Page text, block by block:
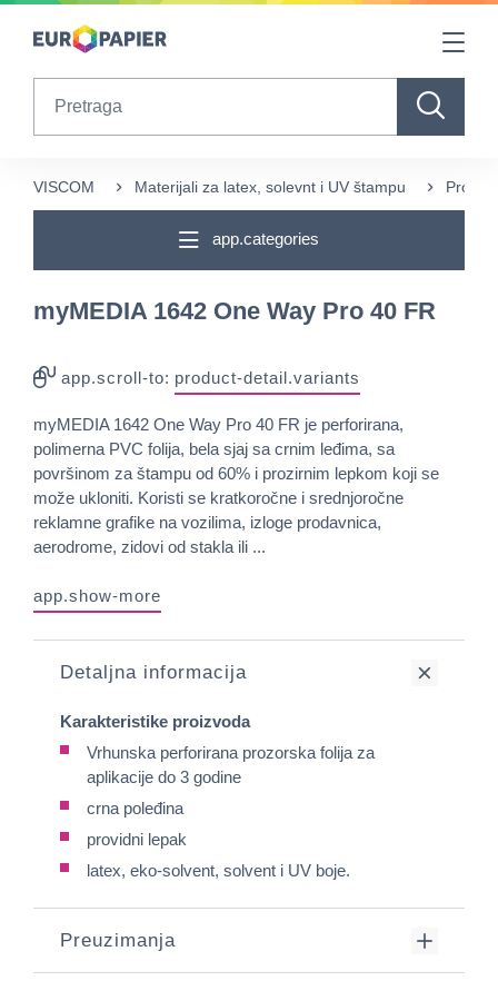
Table Of Content
VISCOM Materijali za latex, solevnt i UV štampu
app.categories
myMEDIA 1642 One Way Pro 40 FR
app.scroll-to: product-detail.variants
myMEDIA 1642 One Way Pro 40 FR je perforirana,
polimerna PVC folija, bela sjaj sa crnim leđima, sa
površinom za štampu od 60% i prozirnim lepkom koji se
može ukloniti. Koristi se kratkoročne i srednjoročne
reklamne grafike na vozilima, izloge prodavnica,
aerodrome, zidovi od stakla ili ...
app.show-more
Detaljna informacija
Karakteristike proizvoda
Vrhunska perforirana prozorska folija za
aplikacije do 3 godine
crna poleđina
providni lepak
latex, eko-solvent, solvent i UV boje.
Preuzimanja